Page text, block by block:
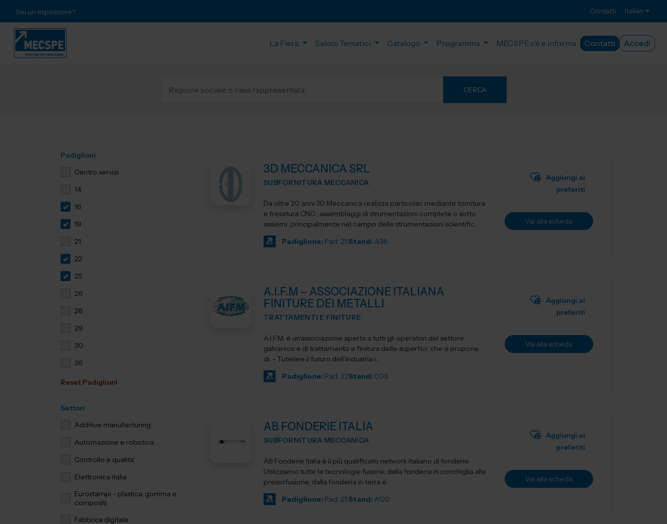
Sei un espositore? Contatti Italian
La Fiera Saloni Tematici Catalogo Programma MECSPE c’è e informa Contatti Accedi
CERCA
Padiglioni
Centro servizi
14
16
19
21
22
25
26
28
29
30
36
Reset Padiglioni
Settori
Additive manufacturing
Automazione e robotica
Controllo e qualita'
Elettronica italia
Eurostampi - plastica, gomma e
compositi
Fabbrica digitale
3D MECCANICA SRL
SUBFORNITURA MECCANICA
Da oltre 20 anni 3D Meccanica realizza particolari mediante tornitura
e fresatura CNC , assemblaggi di strumentazioni complete o sotto
assiemi, principalmente nel campo delle strumentazioni scientific...
Padiglione: Pad. 25Stand: A38
Aggiungi ai
preferiti
Vai alla scheda
A.I.F.M – ASSOCIAZIONE ITALIANA
FINITURE DEI METALLI
TRATTAMENTI E FINITURE
A.I.F.M. è un'associazione aperta a tutti gli operatori del settore
galvanico e di trattamento e finitura delle superfici, che si propone
di: - Tutelare il futuro dell'Industria i...
Padiglione: Pad. 22Stand: C03
Aggiungi ai
preferiti
Vai alla scheda
AB FONDERIE ITALIA
SUBFORNITURA MECCANICA
AB Fonderie Italia è il più qualificato network italiano di fonderie.
Utilizziamo tutte le tecnologie fusorie, dalla fonderia in conchiglia alla
pressofusione, dalla fonderia in terra e...
Padiglione: Pad. 25Stand: A120
Aggiungi ai
preferiti
Vai alla scheda